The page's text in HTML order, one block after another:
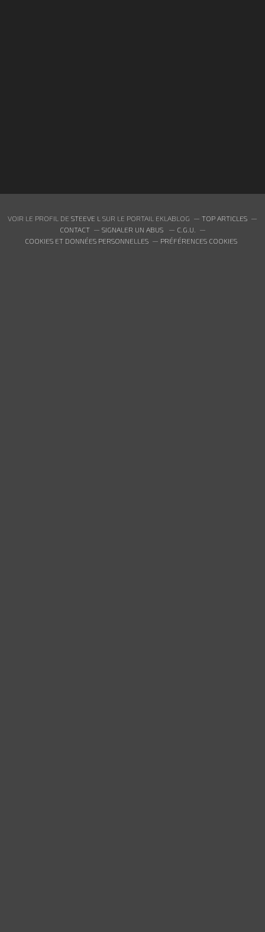
VOIR LE PROFIL DE STEEVE L SUR LE PORTAIL EKLABLOG
TOP ARTICLES
CONTACT
SIGNALER UN ABUS
C.G.U.
COOKIES ET DONNÉES PERSONNELLES
PRÉFÉRENCES COOKIES